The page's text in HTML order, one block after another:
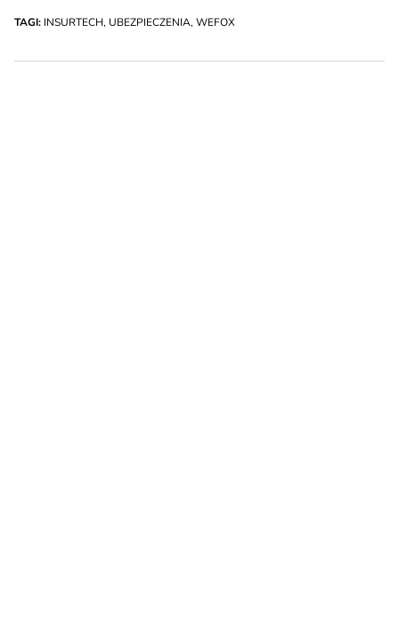
TAGI: INSURTECH, UBEZPIECZENIA, WEFOX